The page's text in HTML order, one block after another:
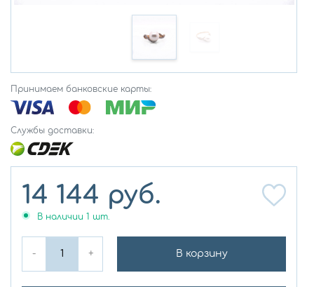
Принимаем банковские карты:
Службы доставки:
14 144 руб.
В наличии 1 шт.
- + В корзину